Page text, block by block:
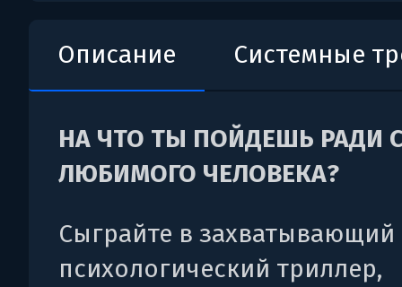
Описание Системные
НА ЧТО ТЫ ПОЙДЕШЬ РАДИ
ЛЮБИМОГО ЧЕЛОВЕКА?
Сыграйте в захватывающий
психологический триллер,